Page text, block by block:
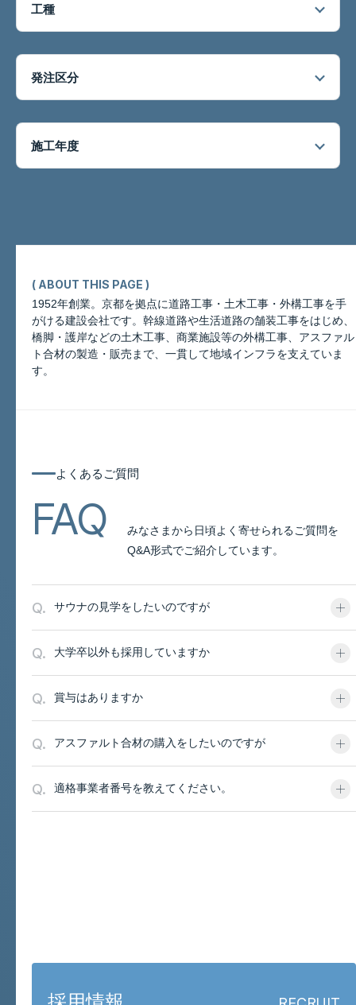
工種
発注区分
施工年度
このページについて
( ABOUT THIS PAGE )
1952年創業。京都を拠点に道路工事・土木工事・外構工事を手
がける建設会社です。幹線道路や生活道路の舗装工事をはじめ、
橋脚・護岸などの土木工事、商業施設等の外構工事、アスファル
ト合材の製造・販売まで、一貫して地域インフラを支えていま
す。
よくあるご質問
よくあるご質問
FAQ
みなさまから日頃よく寄せられるご質問を
Q&A形式でご紹介しています。
Q. サウナの見学をしたいのですが
Q. 大学卒以外も採用していますか
Q. 賞与はありますか
Q. アスファルト合材の購入をしたいのですが
Q. 適格事業者番号を教えてください。